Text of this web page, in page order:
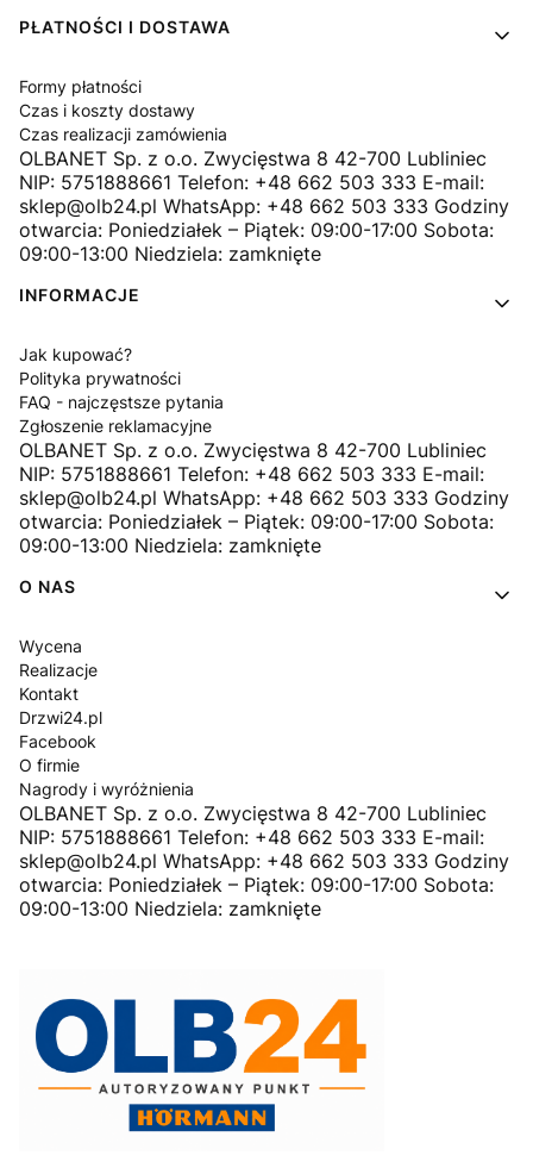
PŁATNOŚCI I DOSTAWA
Formy płatności
Czas i koszty dostawy
Czas realizacji zamówienia
OLBANET Sp. z o.o. Zwycięstwa 8 42-700 Lubliniec
NIP: 5751888661 Telefon: +48 662 503 333 E-mail:
sklep@olb24.pl WhatsApp: +48 662 503 333 Godziny
otwarcia: Poniedziałek – Piątek: 09:00-17:00 Sobota:
09:00-13:00 Niedziela: zamknięte
INFORMACJE
Jak kupować?
Polityka prywatności
FAQ - najczęstsze pytania
Zgłoszenie reklamacyjne
OLBANET Sp. z o.o. Zwycięstwa 8 42-700 Lubliniec
NIP: 5751888661 Telefon: +48 662 503 333 E-mail:
sklep@olb24.pl WhatsApp: +48 662 503 333 Godziny
otwarcia: Poniedziałek – Piątek: 09:00-17:00 Sobota:
09:00-13:00 Niedziela: zamknięte
O NAS
Wycena
Realizacje
Kontakt
Drzwi24.pl
Facebook
O firmie
Nagrody i wyróżnienia
OLBANET Sp. z o.o. Zwycięstwa 8 42-700 Lubliniec
NIP: 5751888661 Telefon: +48 662 503 333 E-mail:
sklep@olb24.pl WhatsApp: +48 662 503 333 Godziny
otwarcia: Poniedziałek – Piątek: 09:00-17:00 Sobota:
09:00-13:00 Niedziela: zamknięte